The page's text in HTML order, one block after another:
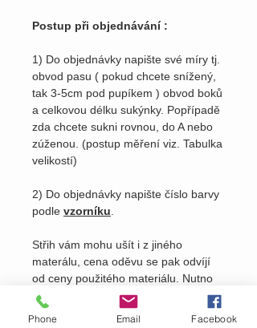
Postup při objednávání :
1) Do objednávky napište své míry tj.
obvod pasu ( pokud chcete snížený,
tak 3-5cm pod pupíkem ) obvod boků
a celkovou délku sukýnky. Popřípadě
zda chcete sukni rovnou, do A nebo
zúženou. (postup měření viz. Tabulka
velikostí)
2) Do objednávky napište číslo barvy
podle vzorníku.
Střih vám mohu ušít i z jiného
materálu, cena oděvu se pak odvíjí
od ceny použitého materiálu. Nutno
domluvit osobně vizkontakty
našem webu.
Phone Email Facebook